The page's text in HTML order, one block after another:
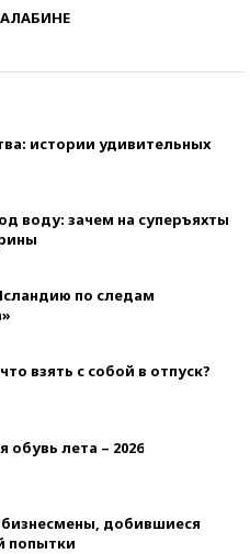
истории удивительных
воду: зачем на суперъяхты
по следам
взять с собой в отпуск?
обувь лета – 2026
добившиеся
попытки